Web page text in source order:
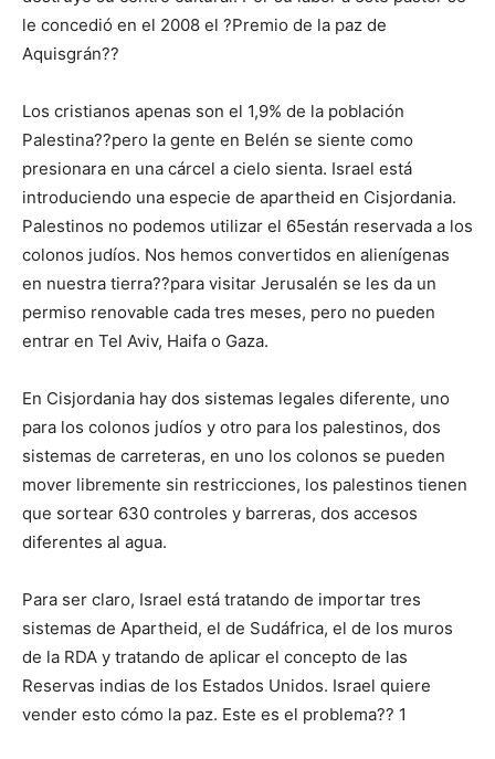
le concedió en el 2008 el ?Premio de la paz de
Aquisgrán??
Los cristianos apenas son el 1,9% de la población
Palestina??pero la gente en Belén se siente como
presionara en una cárcel a cielo sienta. Israel está
introduciendo una especie de apartheid en Cisjordania.
Palestinos no podemos utilizar el 65están reservada a los
colonos judíos. Nos hemos convertidos en alienígenas
en nuestra tierra??para visitar Jerusalén se les da un
permiso renovable cada tres meses, pero no pueden
entrar en Tel Aviv, Haifa o Gaza.
En Cisjordania hay dos sistemas legales diferente, uno
para los colonos judíos y otro para los palestinos, dos
sistemas de carreteras, en uno los colonos se pueden
mover libremente sin restricciones, los palestinos tienen
que sortear 630 controles y barreras, dos accesos
diferentes al agua.
Para ser claro, Israel está tratando de importar tres
sistemas de Apartheid, el de Sudáfrica, el de los muros
de la RDA y tratando de aplicar el concepto de las
Reservas indias de los Estados Unidos. Israel quiere
vender esto cómo la paz. Este es el problema?? 1